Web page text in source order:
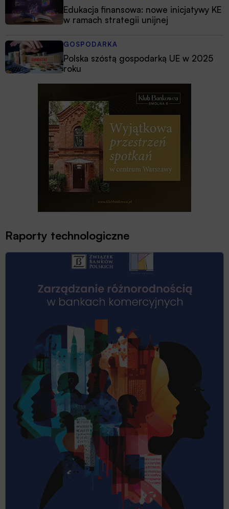
Edukacja finansowa: nowe inicjatywy KE
w ramach strategii unijnej
GOSPODARKA
Polska szóstą gospodarką UE w 2025
roku
Raporty technologiczne